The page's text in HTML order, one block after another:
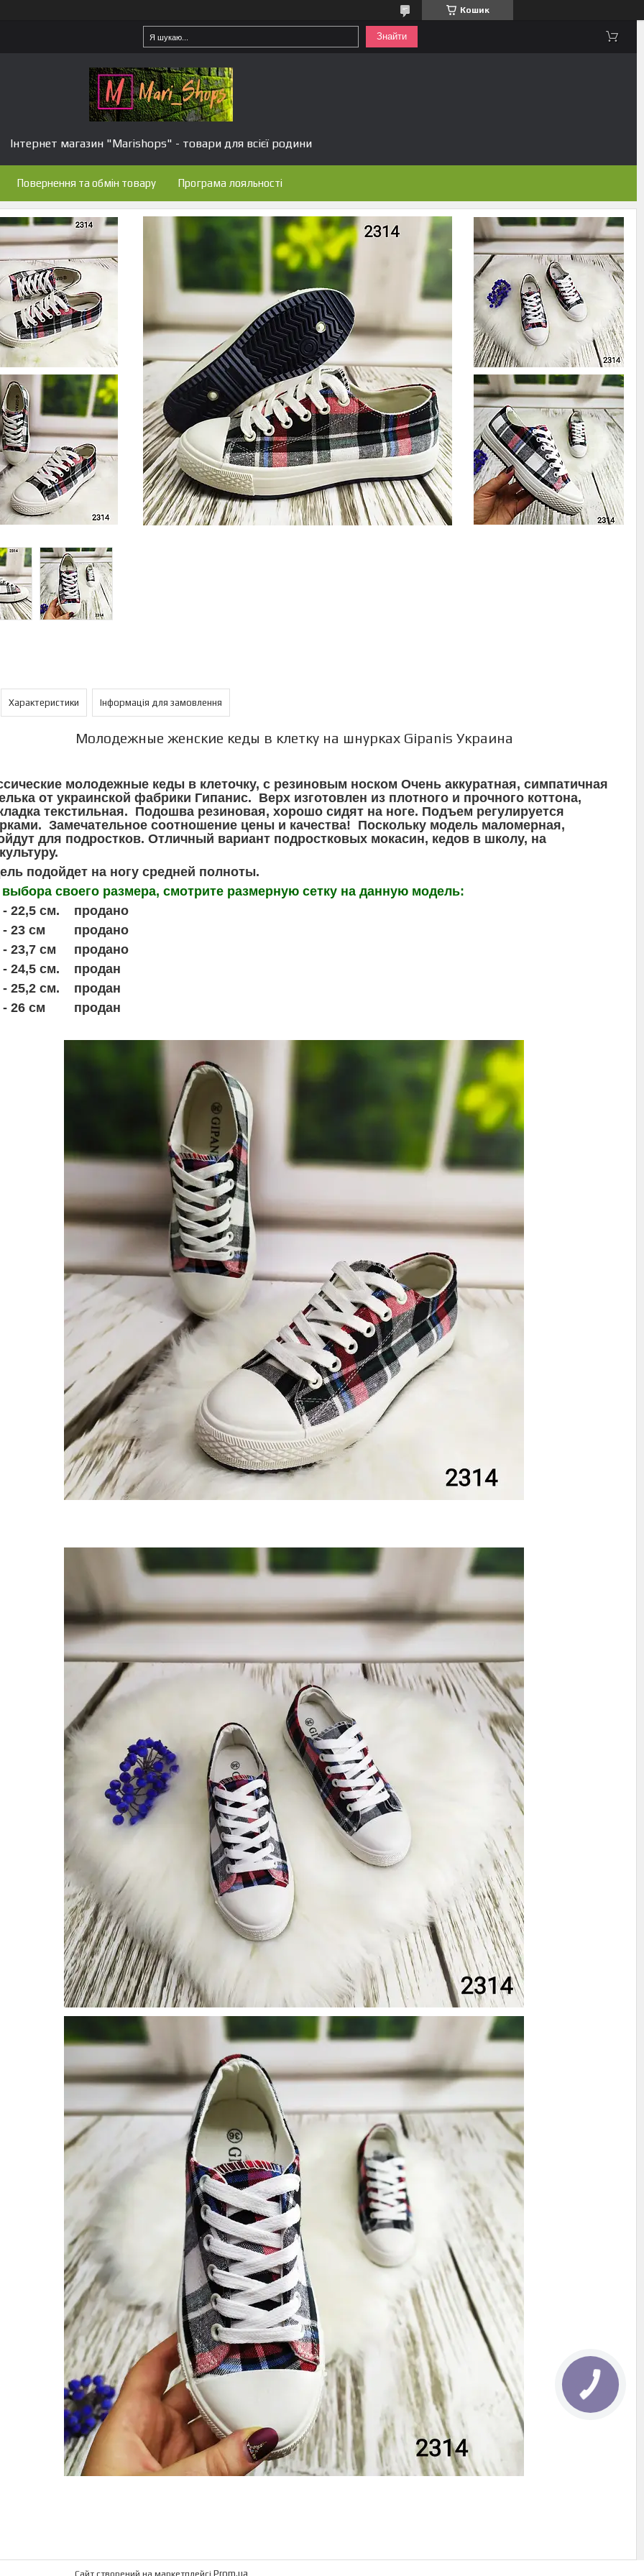
Кошик
Знайти
Інтернет магазин "Marishops" - товари для всієї родини
Повернення та обмін товару Програма лояльності
Характеристики Інформація для замовлення
Молодежные женские кеды в клетку на шнурках Gipanis Украина
молодежные кеды в клеточку, с резиновым носком Очень аккуратная, симпатичная
от украинской фабрики Гипанис. Верх изготовлен из плотного и прочного коттона,
текстильная. Подошва резиновая, хорошо сидят на ноге. Подъем регулируется
Замечательное соотношение цены и качества! Поскольку модель маломерная,
для подростков. Отличный вариант подростковых мокасин, кедов в школу, на
подойдет на ногу средней полноты.
своего размера, смотрите размерную сетку на данную модель:
- 22,5 см. продано
- 23 см продано
- 23,7 см продано
- 24,5 см. продан
- 25,2 см. продан
- 26 см продан
Сайт створений на маркетплейсі Prom.ua